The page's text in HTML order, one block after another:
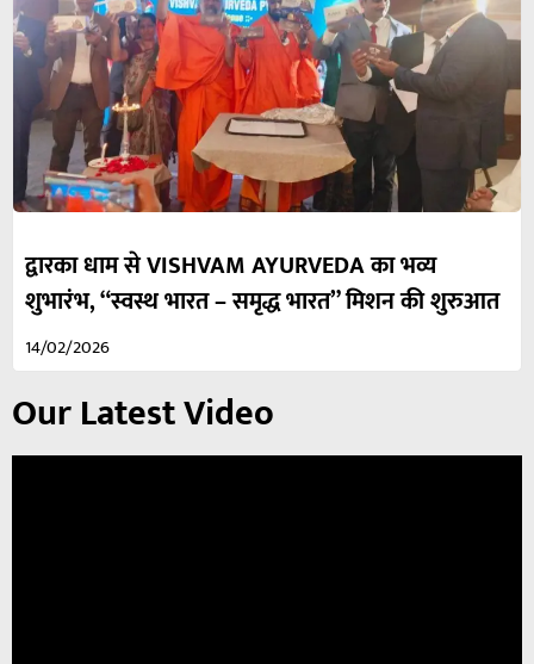
द्वारका धाम से VISHVAM AYURVEDA का भव्य
शुभारंभ, “स्वस्थ भारत – समृद्ध भारत” मिशन की शुरुआत
14/02/2026
Our Latest Video